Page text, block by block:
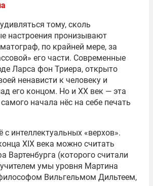
тому, сколь
настроения пронизывают
по крайней мере, за
его части. Современные
Ларса фон Триера, открыто
ненависти к человеку и
его концом. Но и ХХ век — эта
начала нёс на себе печать
с интеллектуальных «верхов».
XIX века можно считать
Вартенбурга (которого считали
умы уровня Мартина
Вильгельмом Дильтеем,